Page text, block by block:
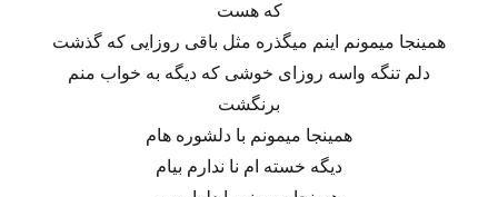
که هست
همینجا میمونم اینم میگذره مثل باقی روزایی که گذشت
دلم تنگه واسه روزای خوشی که دیگه به خواب منم
برنگشت
همینجا میمونم با دلشوره هام
دیگه خسته ام نا ندارم بیام